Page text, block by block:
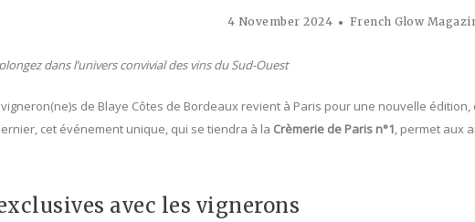
4 November 2024 French Glow
dans l’univers convivial des vins du Sud-Ouest
de Blaye Côtes de Bordeaux revient à Paris pour une nouvelle édition,
cet événement unique, qui se tiendra à la Crèmerie de Paris n°1, permet aux
avec les vignerons